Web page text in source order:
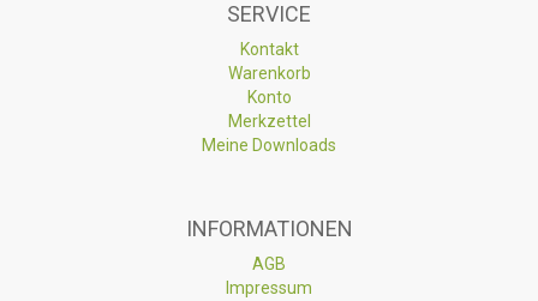
SERVICE
Kontakt
Warenkorb
Konto
Merkzettel
Meine Downloads
INFORMATIONEN
AGB
Impressum